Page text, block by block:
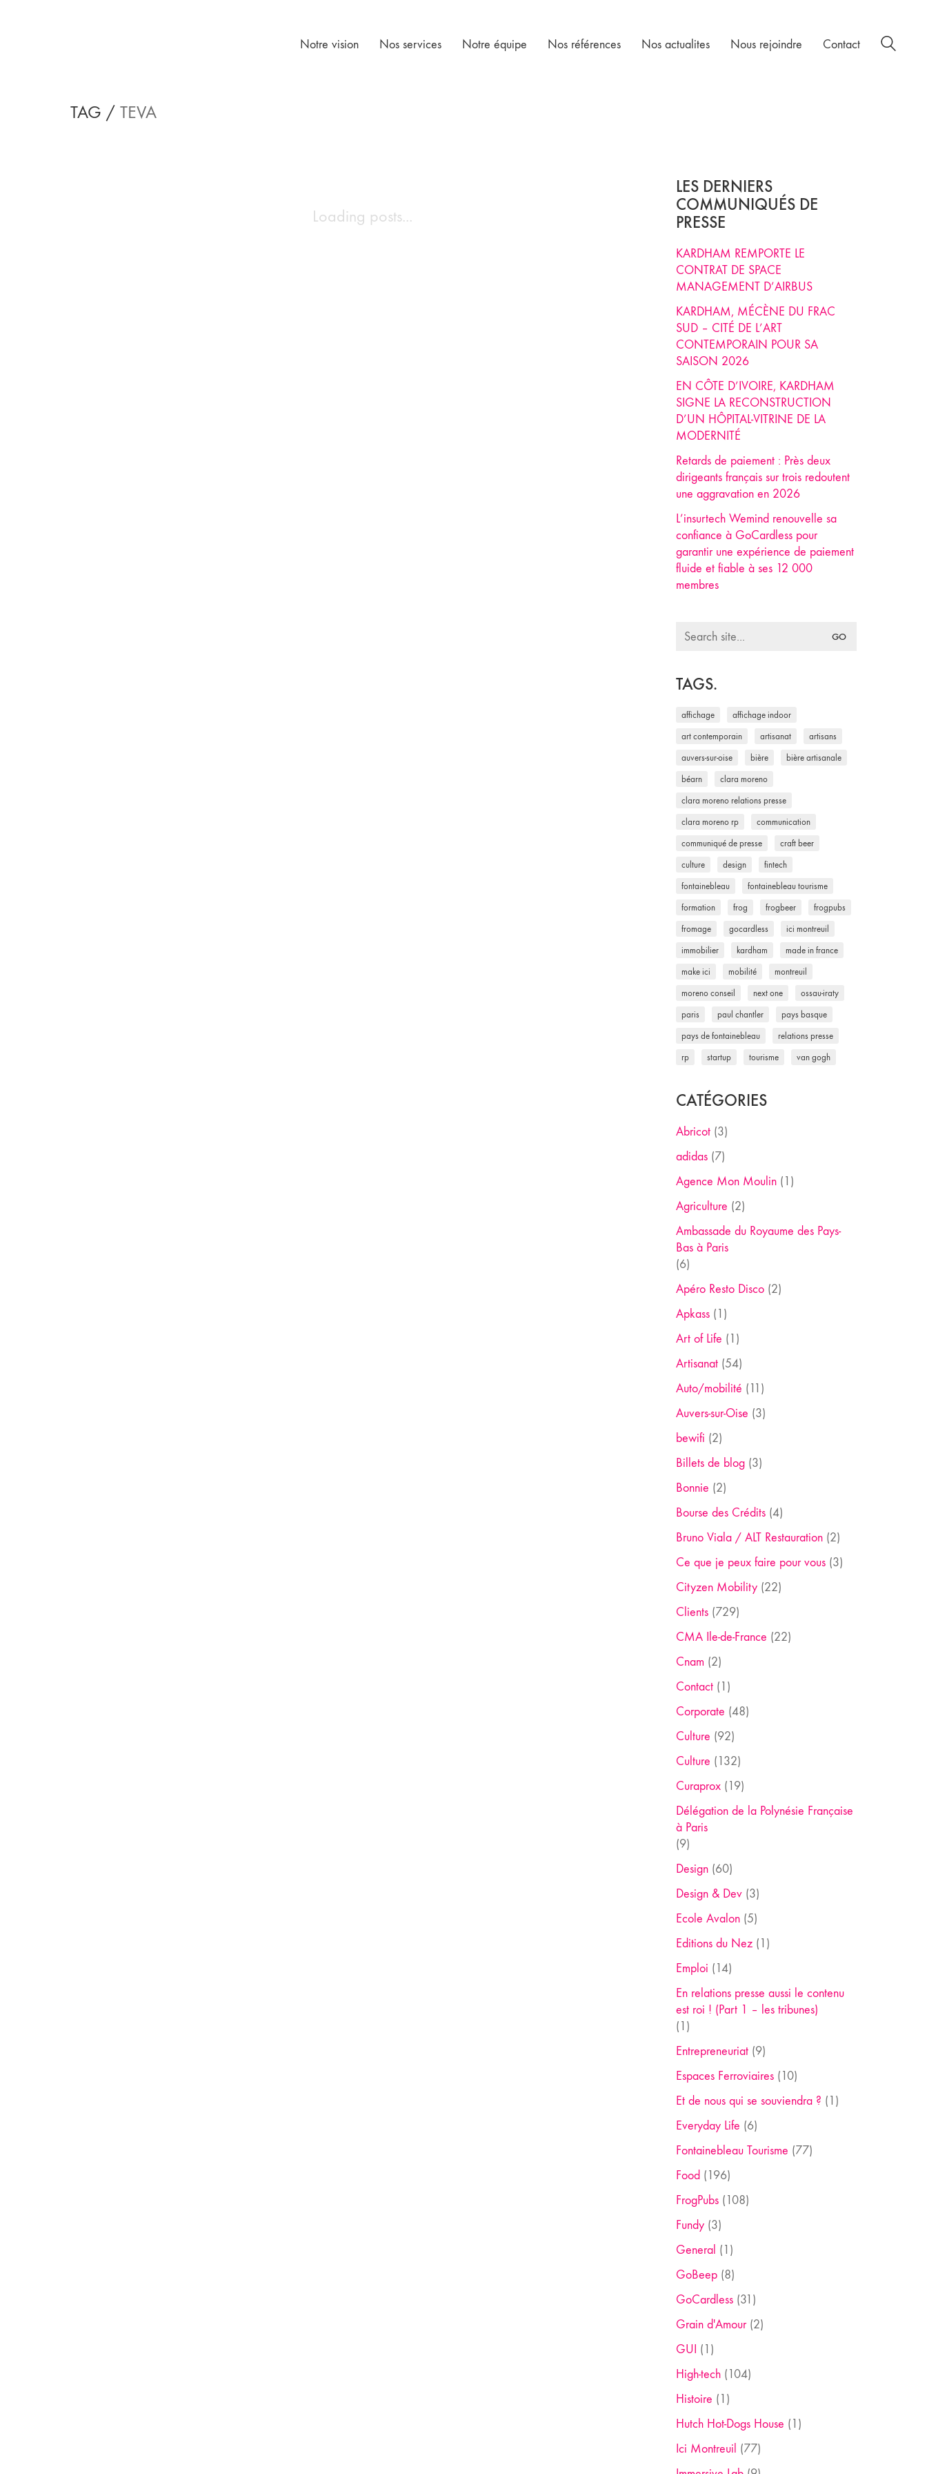
Notre vision Nos services Notre équipe Nos références Nos actualites Nous rejoindre Contact
TAG / TEVA
Loading posts...
LES DERNIERS
COMMUNIQUÉS DE
PRESSE
KARDHAM REMPORTE LE
CONTRAT DE SPACE
MANAGEMENT D’AIRBUS
KARDHAM, MÉCÈNE DU FRAC
SUD – CITÉ DE L’ART
CONTEMPORAIN POUR SA
SAISON 2026
EN CÔTE D’IVOIRE, KARDHAM
SIGNE LA RECONSTRUCTION
D’UN HÔPITAL-VITRINE DE LA
MODERNITÉ
Retards de paiement : Près deux
dirigeants français sur trois redoutent
une aggravation en 2026
L’insurtech Wemind renouvelle sa
confiance à GoCardless pour
garantir une expérience de paiement
fluide et fiable à ses 12 000
membres
Search
TAGS.
affichage affichage indoor
art contemporain artisanat artisans
auvers-sur-oise bière bière artisanale
béarn clara moreno
clara moreno relations presse
clara moreno rp communication
communiqué de presse craft beer
culture design fintech
fontainebleau fontainebleau tourisme
formation frog frogbeer frogpubs
fromage gocardless ici montreuil
immobilier kardham made in france
make ici mobilité montreuil
moreno conseil next one ossau-iraty
paris paul chantler pays basque
pays de fontainebleau relations presse
rp startup tourisme van gogh
CATÉGORIES
Abricot(3)
adidas(7)
Agence Mon Moulin(1)
Agriculture (2)
Ambassade du Royaume des Pays-
Bas à Paris
(6)
Apéro Resto Disco(2)
Apkass(1)
Art of Life (1)
Artisanat(54)
Auto/mobilité (11)
Auvers-sur-Oise (3)
bewifi (2)
Billets de blog(3)
Bonnie (2)
Bourse des Crédits(4)
Bruno Viala / ALT Restauration(2)
Ce que je peux faire pour vous(3)
Cityzen Mobility(22)
Clients(729)
CMA Ile-de-France (22)
Cnam (2)
Contact(1)
Corporate (48)
Culture (92)
Culture (132)
Curaprox(19)
Délégation de la Polynésie Française
à Paris
(9)
Design(60)
Design & Dev(3)
Ecole Avalon(5)
Editions du Nez(1)
Emploi (14)
En relations presse aussi le contenu
est roi ! (Part 1 – les tribunes)
(1)
Entrepreneuriat(9)
Espaces Ferroviaires(10)
Et de nous qui se souviendra ? (1)
Everyday Life (6)
Fontainebleau Tourisme (77)
Food (196)
FrogPubs(108)
Fundy(3)
General (1)
GoBeep(8)
GoCardless(31)
Grain d'Amour(2)
GUI (1)
High-tech(104)
Histoire (1)
Hutch Hot-Dogs House (1)
Ici Montreuil (77)